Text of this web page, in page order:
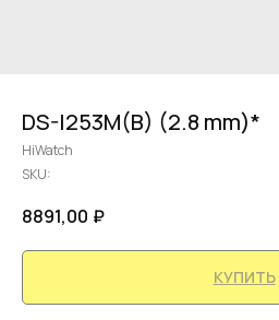
DS-I253M(B) (2.8 mm)*
HiWatch
SKU:
8891,00 ₽
КУПИТЬ